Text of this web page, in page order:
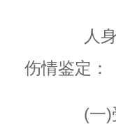
人身
伤情鉴定：
(一)受